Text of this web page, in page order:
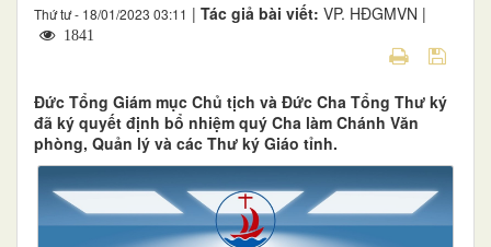
Thứ tư - 18/01/2023 03:11 | Tác giả bài viết: VP. HĐGMVN |
1841
Đức Tổng Giám mục Chủ tịch và Đức Cha Tổng Thư ký
đã ký quyết định bổ nhiệm quý Cha làm Chánh Văn
phòng, Quản lý và các Thư ký Giáo tỉnh.